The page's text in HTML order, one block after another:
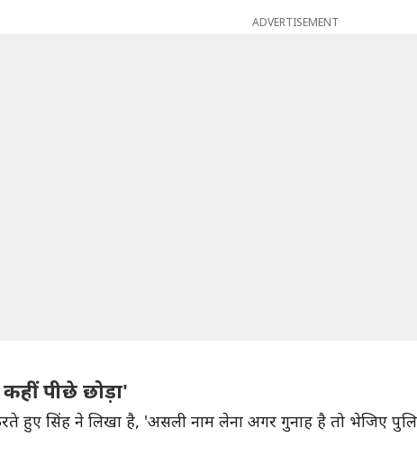
ADVERTISEMENT
पीछे छोड़ा'
हुए सिंह ने लिखा है, 'असली नाम लेना अगर गुनाह है तो भेजिए